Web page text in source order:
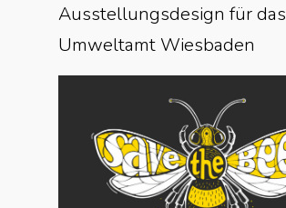
Ausstellungsdesign für das
Umweltamt Wiesbaden